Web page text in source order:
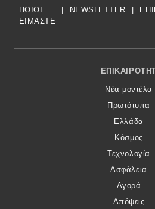
ΠΟΙΟΙ
ΕΙΜΑΣΤΕ
NEWSLETTER
Footer Menu
Νέα μοντέλα
Πρωτότυπα
Ελλάδα
Κόσμος
Τεχνολογία
Ασφάλεια
Αγορά
Απόψεις